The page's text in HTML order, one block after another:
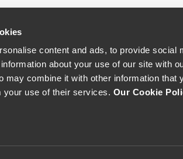
content and ads, to provide social
about your use of our site with
may combine it with other information that
your use of their services. Our Cookie